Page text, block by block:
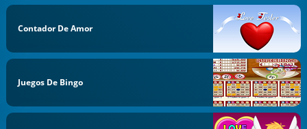
Contador De Amor
Juegos De Bingo